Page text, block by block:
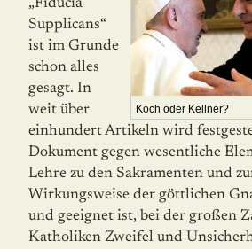
Koch oder Kellner?
Supplicans“
ist im Grunde
schon alles
gesagt. In
weit über
einhundert Artikeln wird
Dokument gegen wesentliche
Lehre zu den Sakramenten und
Wirkungsweise der göttlichen
und geeignet ist, bei der großen
Katholiken Zweifel und